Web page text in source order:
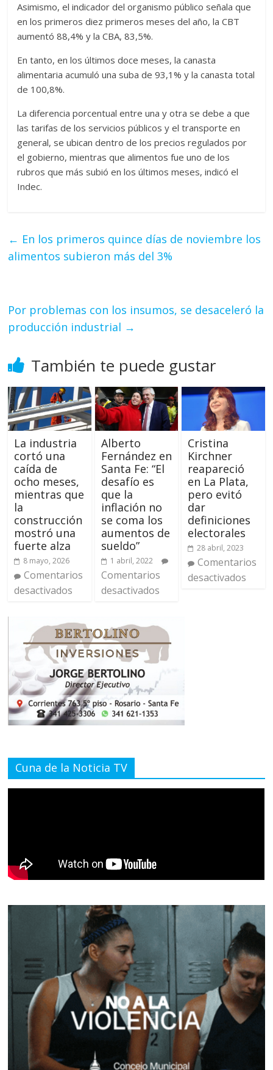
Asimismo, el indicador del organismo público señala que
en los primeros diez primeros meses del año, la CBT
aumentó 88,4% y la CBA, 83,5%.
En tanto, en los últimos doce meses, la canasta
alimentaria acumuló una suba de 93,1% y la canasta total
de 100,8%.
La diferencia porcentual entre una y otra se debe a que
las tarifas de los servicios públicos y el transporte en
general, se ubican dentro de los precios regulados por
el gobierno, mientras que alimentos fue uno de los
rubros que más subió en los últimos meses, indicó el
Indec.
← En los primeros quince días de noviembre los
alimentos subieron más del 3%
Por problemas con los insumos, se desaceleró la
producción industrial →
También te puede gustar
La industria
cortó una
caída de
ocho meses,
mientras que
la
construcción
mostró una
fuerte alza
8 mayo, 2026
Comentarios
desactivados
Alberto
Fernández en
Santa Fe: “El
desafío es
que la
inflación no
se coma los
aumentos de
sueldo”
1 abril, 2022
Comentarios
desactivados
Cristina
Kirchner
reapareció
en La Plata,
pero evitó
dar
definiciones
electorales
28 abril, 2023
Comentarios
desactivados
Cuna de la Noticia TV